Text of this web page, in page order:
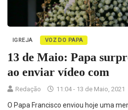
IGREJA VOZ DO PAPA
13 de Maio: Papa
ao enviar vídeo com
Redação 11:04 - 13 de Maio, 2021
O Papa Francisco enviou hoje uma